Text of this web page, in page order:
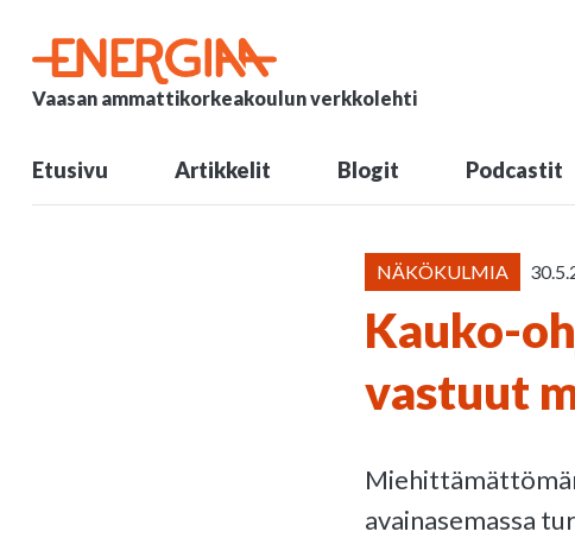
Vaasan ammattikorkeakoulun verkkolehti
Etusivu Artikkelit Blogit Podcastit
NÄKÖKULMIA
Kauko-
vastuut
avainasemassa